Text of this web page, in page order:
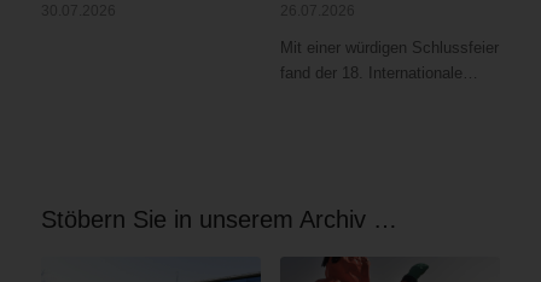
Mit einer würdigen Schlussfeier
fand der 18. Internationale…
Stöbern Sie in unserem Archiv …